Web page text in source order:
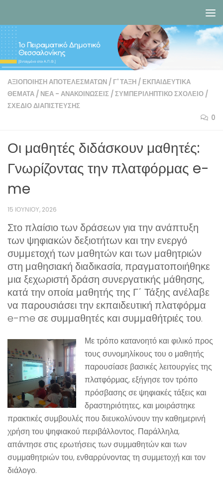
ΑΞΙΟΠΟΊΗΣΗ ΑΠΟΤΕΛΕΣΜΆΤΩΝ / Γ' ΤΆΞΗ / ΕΚΠΑΙΔΕΥΤΙΚΆ
ΘΈΜΑΤΑ / ΝΈΑ - ΑΝΑΚΟΙΝΏΣΕΙΣ /ΣΥΜΠΕΡΙΛΗΠΤΙΚΌ ΣΧΟΛΕΊΟ /
ΣΧΈΔΙΟ ΔΙΑΠΊΣΤΕΥΣΗΣ
0
Οι μαθητές διδάσκουν μαθητές:
Γνωρίζοντας την πλατφόρμας e-
me
15 ΙΟΥΝΊΟΥ, 2026
Στο πλαίσιο των δράσεων για την ανάπτυξη
των ψηφιακών δεξιοτήτων και την ενεργό
συμμετοχή των μαθητών και των μαθητριών
στη μαθησιακή διαδικασία, πραγματοποιήθηκε
μια ξεχωριστή δράση συνεργατικής μάθησης,
κατά την οποία μαθητής της Γ΄ Τάξης ανέλαβε
να παρουσιάσει την εκπαιδευτική πλατφόρμα
e-me σε συμμαθητές και συμμαθήτριές του.
Με τρόπο κατανοητό και φιλικό προς
τους συνομηλίκους του ο μαθητής
παρουσίασε βασικές λειτουργίες της
πλατφόρμας, εξήγησε τον τρόπο
πρόσβασης σε ψηφιακές τάξεις και
δραστηριότητες, και μοιράστηκε
πρακτικές συμβουλές που διευκολύνουν την καθημερινή
χρήση του ψηφιακού περιβάλλοντος. Παράλληλα,
απάντησε στις ερωτήσεις των συμμαθητών και των
συμμαθητριών του, ενθαρρύνοντας τη συμμετοχή και τον
διάλογο.